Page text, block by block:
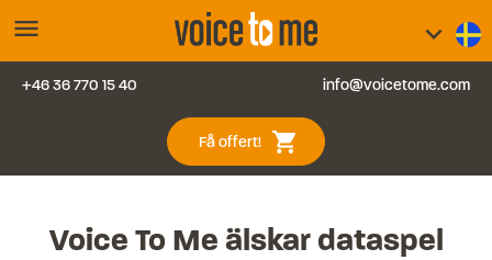
menu
Vanliga frågor
Kontakt
keyboard_arrow_down
+46 36 770 15 40 info@voicetome.com
Få offert! shopping_cart
Voice To Me älskar dataspel